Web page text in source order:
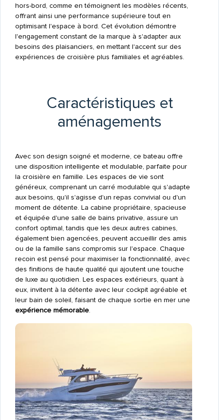
hors-bord, comme en témoignent les modèles récents,
offrant ainsi une performance supérieure tout en
optimisant l'espace à bord. Cet évolution démontre
l'engagement constant de la marque à s'adapter aux
besoins des plaisanciers, en mettant l'accent sur des
expériences de croisière plus familiales et agréables.
Caractéristiques et
aménagements
Avec son design soigné et moderne, ce bateau offre
une disposition intelligente et modulable, parfaite pour
la croisière en famille. Les espaces de vie sont
généreux, comprenant un carré modulable qui s'adapte
aux besoins, qu'il s'agisse d'un repas convivial ou d'un
moment de détente. La cabine propriétaire, spacieuse
et équipée d'une salle de bains privative, assure un
confort optimal, tandis que les deux autres cabines,
également bien agencées, peuvent accueillir des amis
ou de la famille sans compromis sur l'espace. Chaque
recoin est pensé pour maximiser la fonctionnalité, avec
des finitions de haute qualité qui ajoutent une touche
de luxe au quotidien. Les espaces extérieurs, quant à
eux, invitent à la détente avec leur cockpit agréable et
leur bain de soleil, faisant de chaque sortie en mer une
expérience mémorable.